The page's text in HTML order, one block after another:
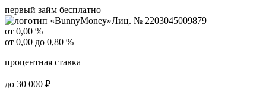
первый займ бесплатно
Лиц. № 2203045009879
от 0,00 %
от 0,00 до 0,80 %
процентная ставка
до 30 000 ₽